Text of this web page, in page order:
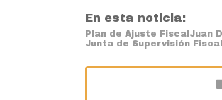
En esta noticia:
Plan de Ajuste FiscalJuan
Junta de Supervisión Fiscal